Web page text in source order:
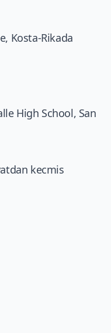
Kosta-Rikada
High School, San
kecmis